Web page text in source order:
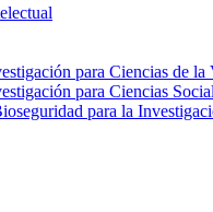
para Ciencias de
para Ciencias
para la